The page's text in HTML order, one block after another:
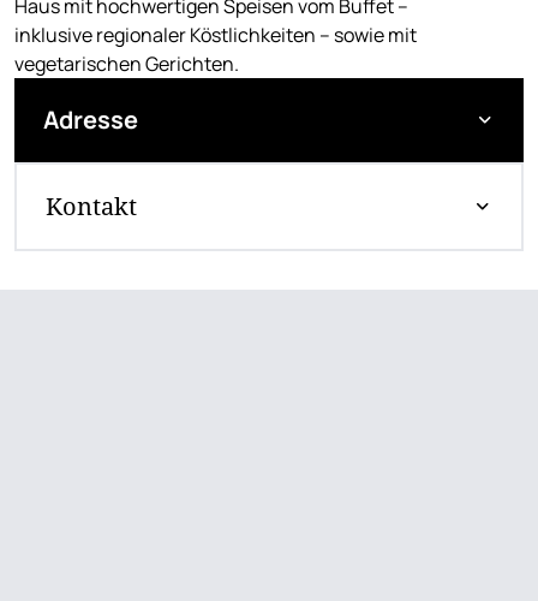
Haus mit hochwertigen Speisen vom Buffet –
inklusive regionaler Köstlichkeiten – sowie mit
vegetarischen Gerichten.
Adresse
Kontakt